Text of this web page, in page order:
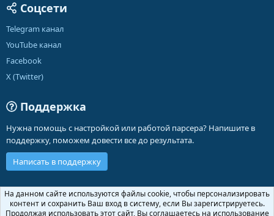
Соцсети
Telegram канал
YouTube канал
Facebook
X (Twitter)
Поддержка
Нужна помощь с настройкой или работой парсера? Напишите в
поддержку, поможем довести все до результата.
Написать в поддержку
Russian (RU)
Обратная связь
Условия и правила
На данном сайте используются файлы cookie, чтобы персонализировать
контент и сохранить Ваш вход в систему, если Вы зарегистрируетесь.
Продолжая использовать этот сайт, Вы соглашаетесь на использование